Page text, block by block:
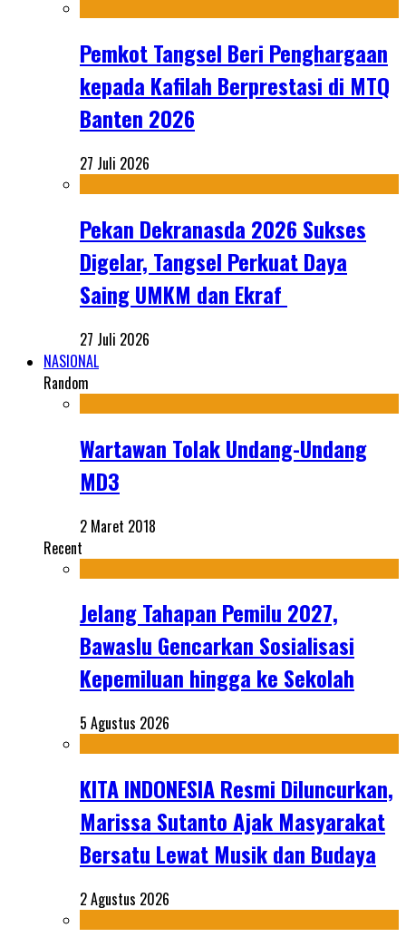
Pemkot Tangsel Beri Penghargaan
kepada Kafilah Berprestasi di MTQ
Banten 2026
27 Juli 2026
Pekan Dekranasda 2026 Sukses
Digelar, Tangsel Perkuat Daya
Saing UMKM dan Ekraf
27 Juli 2026
NASIONAL
Random
Wartawan Tolak Undang-Undang
MD3
2 Maret 2018
Recent
Jelang Tahapan Pemilu 2027,
Bawaslu Gencarkan Sosialisasi
Kepemiluan hingga ke Sekolah
5 Agustus 2026
KITA INDONESIA Resmi Diluncurkan,
Marissa Sutanto Ajak Masyarakat
Bersatu Lewat Musik dan Budaya
2 Agustus 2026